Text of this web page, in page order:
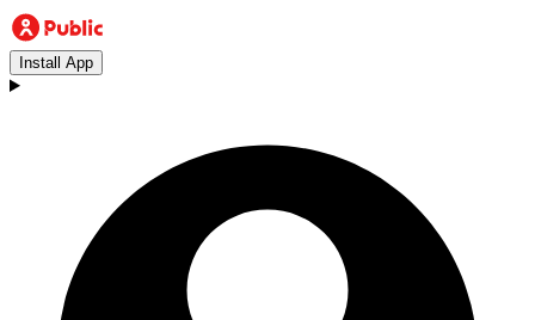
Install App